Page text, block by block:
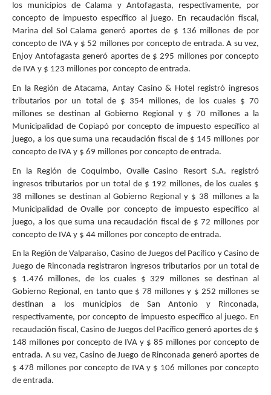
los municipios de Calama y Antofagasta, respectivamente, por
concepto de impuesto específico al juego. En recaudación fiscal,
Marina del Sol Calama generó aportes de $ 136 millones de por
concepto de IVA y $ 52 millones por concepto de entrada. A su vez,
Enjoy Antofagasta generó aportes de $ 295 millones por concepto
de IVA y $ 123 millones por concepto de entrada.
En la Región de Atacama, Antay Casino & Hotel registró ingresos
tributarios por un total de $ 354 millones, de los cuales $ 70
millones se destinan al Gobierno Regional y $ 70 millones a la
Municipalidad de Copiapó por concepto de impuesto específico al
juego, a los que suma una recaudación fiscal de $ 145 millones por
concepto de IVA y $ 69 millones por concepto de entrada.
En la Región de Coquimbo, Ovalle Casino Resort S.A. registró
ingresos tributarios por un total de $ 192 millones, de los cuales $
38 millones se destinan al Gobierno Regional y $ 38 millones a la
Municipalidad de Ovalle por concepto de impuesto específico al
juego, a los que suma una recaudación fiscal de $ 72 millones por
concepto de IVA y $ 44 millones por concepto de entrada.
En la Región de Valparaíso, Casino de Juegos del Pacífico y Casino de
Juego de Rinconada registraron ingresos tributarios por un total de
$ 1.476 millones, de los cuales $ 329 millones se destinan al
Gobierno Regional, en tanto que $ 78 millones y $ 252 millones se
destinan a los municipios de San Antonio y Rinconada,
respectivamente, por concepto de impuesto específico al juego. En
recaudación fiscal, Casino de Juegos del Pacífico generó aportes de $
148 millones por concepto de IVA y $ 85 millones por concepto de
entrada. A su vez, Casino de Juego de Rinconada generó aportes de
$ 478 millones por concepto de IVA y $ 106 millones por concepto
de entrada.